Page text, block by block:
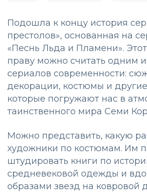
Подошла к концу история
престолов», основанная на
«Песнь Льда и Пламени».
праву можно считать одним
сериалов современности:
декорации, костюмы и
которые погружают нас в
таинственного мира Семи
Можно представить, какую
художники по костюмам. Им
штудировать книги по
средневековой одежды и
образами звезд на ковровой